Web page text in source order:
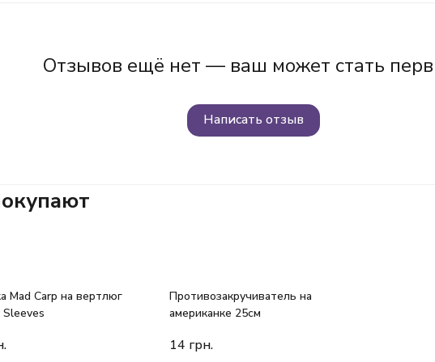
Отзывов ещё нет — ваш может стать
Написать отзыв
Mad Carp на вертлюг
Противозакручиватель на
американке 25см
14 грн.